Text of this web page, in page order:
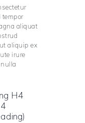
tempor
aliquat
aliquip ex
irure
H4